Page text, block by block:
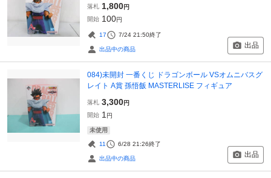
落札 1,800円
開始 100円
17 7/24 21:50終了
出品中の商品 出品
084)未開封 一番くじ ドラゴンボール VSオムニバスグ
レイト A賞 孫悟飯 MASTERLISE フィギュア
落札 3,300円
開始 1 円
未使用
11 6/28 21:26終了
出品中の商品 出品